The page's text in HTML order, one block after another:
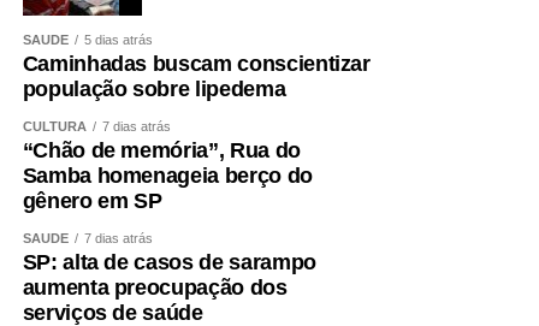
SAÚDE 5 dias atrás
Caminhadas buscam conscientizar
população sobre lipedema
CULTURA 7 dias atrás
“Chão de memória”, Rua do
Samba homenageia berço do
gênero em SP
SAÚDE 7 dias atrás
SP: alta de casos de sarampo
aumenta preocupação dos
serviços de saúde